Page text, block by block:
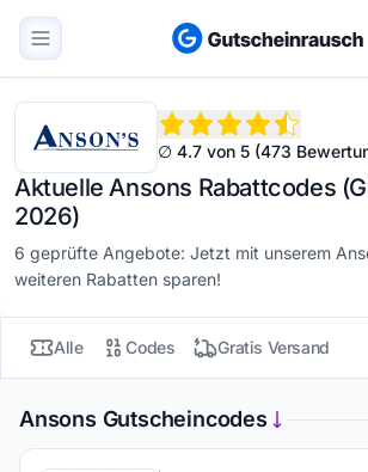
∅ 4.7 von 5 (473
Aktuelle Ansons Rabattcodes
2026)
6 geprüfte Angebote: Jetzt mit unserem
weiteren Rabatten sparen!
Alle Codes Gratis Versand
Ansons Gutscheincodes